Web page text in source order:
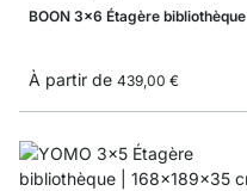
BOON 3x6 Étagère bibliothèque
À partir de 439,00 €